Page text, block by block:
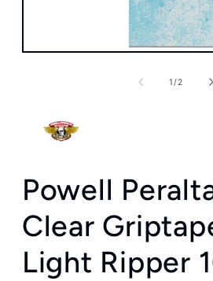
Medien
1/von
2
Powell
Clear
Light Ripper